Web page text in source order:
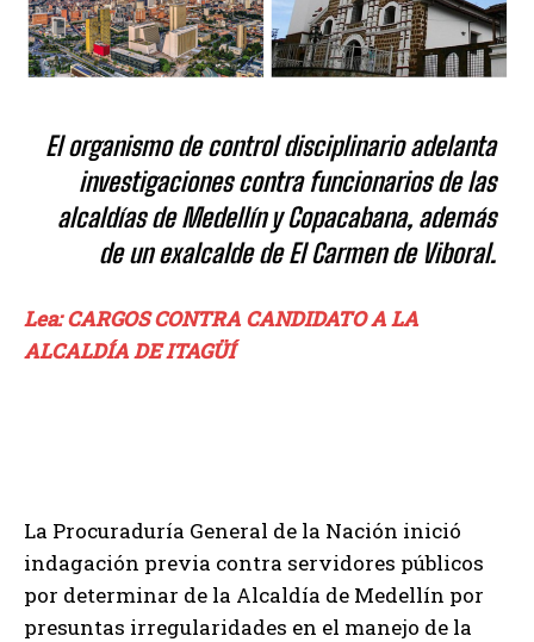
El organismo de control disciplinario adelanta
investigaciones contra funcionarios de las
alcaldías de Medellín y Copacabana, además
de un exalcalde de El Carmen de Viboral.
Lea: CARGOS CONTRA CANDIDATO A LA
ALCALDÍA DE ITAGÜÍ
La Procuraduría General de la Nación inició
indagación previa contra servidores públicos
por determinar de la Alcaldía de Medellín por
presuntas irregularidades en el manejo de la